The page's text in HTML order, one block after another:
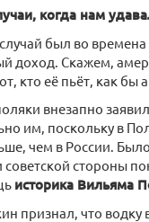
когда нам
был во времена
доход. Скажем,
кто её пьёт, как бы
внезапно
им, поскольку в
чем в России.
советской стороны
историка Вильяма
признал, что